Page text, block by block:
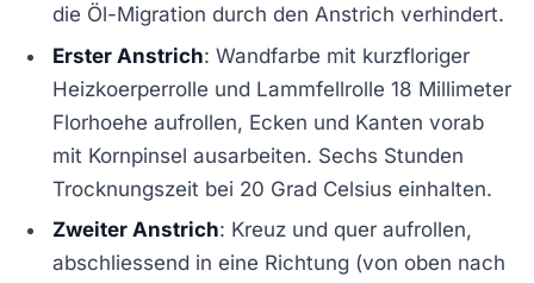
die Öl-Migration durch den Anstrich verhindert.
Erster Anstrich: Wandfarbe mit kurzfloriger
Heizkoerperrolle und Lammfellrolle 18 Millimeter
Florhoehe aufrollen, Ecken und Kanten vorab
mit Kornpinsel ausarbeiten. Sechs Stunden
Trocknungszeit bei 20 Grad Celsius einhalten.
Zweiter Anstrich: Kreuz und quer aufrollen,
abschliessend in eine Richtung (von oben nach